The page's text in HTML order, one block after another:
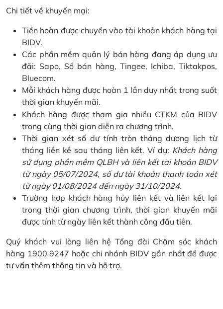
Chi tiết về khuyến mại:
Tiền hoàn được chuyển vào tài khoản khách hàng tại
BIDV.
Các phần mềm quản lý bán hàng đang áp dụng ưu
đãi: Sapo, Sổ bán hàng, Tingee, Ichiba, Tiktakpos,
Bluecom.
Mỗi khách hàng được hoàn 1 lần duy nhất trong suốt
thời gian khuyến mãi.
Khách hàng được tham gia nhiều CTKM của BIDV
trong cùng thời gian diễn ra chương trình.
Thời gian xét số dư tính tròn tháng dương lịch từ
tháng liền kề sau tháng liên kết. Ví dụ: Khách hàng
sử dụng phần mềm QLBH và liên kết tài khoản BIDV
từ ngày 05/07/2024, số dư tài khoản thanh toán xét
từ ngày 01/08/2024 đến ngày 31/10/2024.
Trường hợp khách hàng hủy liên kết và liên kết lại
trong thời gian chương trình, thời gian khuyến mãi
được tính từ ngày liên kết thành công đầu tiên.
Quý khách vui lòng liên hệ Tổng đài Chăm sóc khách
hàng 1900 9247 hoặc chi nhánh BIDV gần nhất để được
tư vấn thêm thông tin và hỗ trợ.